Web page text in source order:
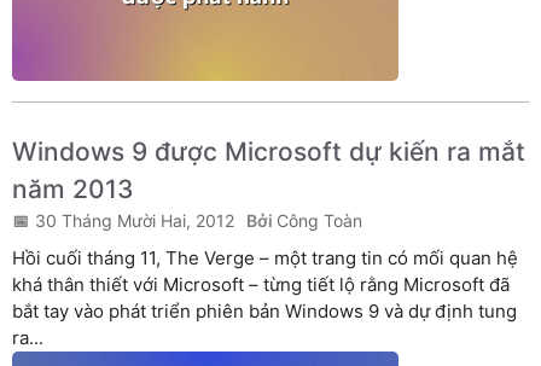
Windows 9 được Microsoft dự kiến ra mắt
năm 2013
30 Tháng Mười Hai, 2012 Công Toàn
Hồi cuối tháng 11, The Verge – một trang tin có mối quan hệ
khá thân thiết với Microsoft – từng tiết lộ rằng Microsoft đã
bắt tay vào phát triển phiên bản Windows 9 và dự định tung
ra...